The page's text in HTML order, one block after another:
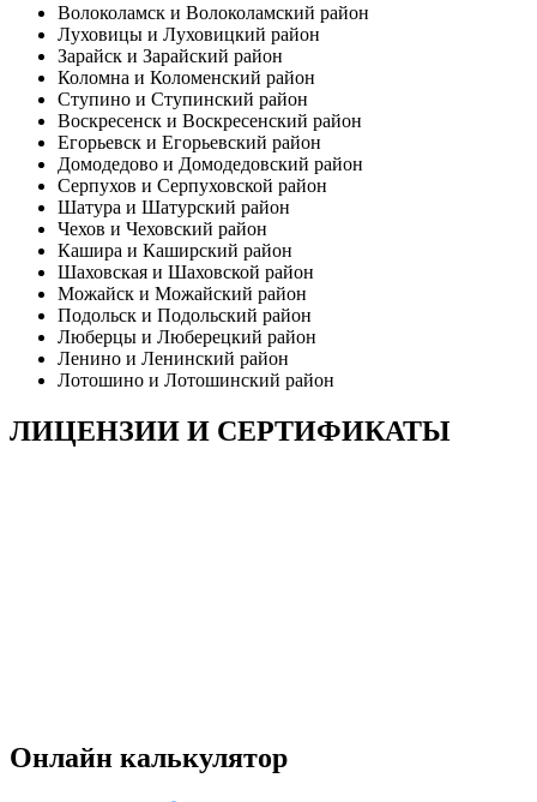
Волоколамск и Волоколамский район
Луховицы и Луховицкий район
Зарайск и Зарайский район
Коломна и Коломенский район
Ступино и Ступинский район
Воскресенск и Воскресенский район
Егорьевск и Егорьевский район
Домодедово и Домодедовский район
Серпухов и Серпуховской район
Шатура и Шатурский район
Чехов и Чеховский район
Кашира и Каширский район
Шаховская и Шаховской район
Можайск и Можайский район
Подольск и Подольский район
Люберцы и Люберецкий район
Ленино и Ленинский район
Лотошино и Лотошинский район
ЛИЦЕНЗИИ И СЕРТИФИКАТЫ
Онлайн калькулятор